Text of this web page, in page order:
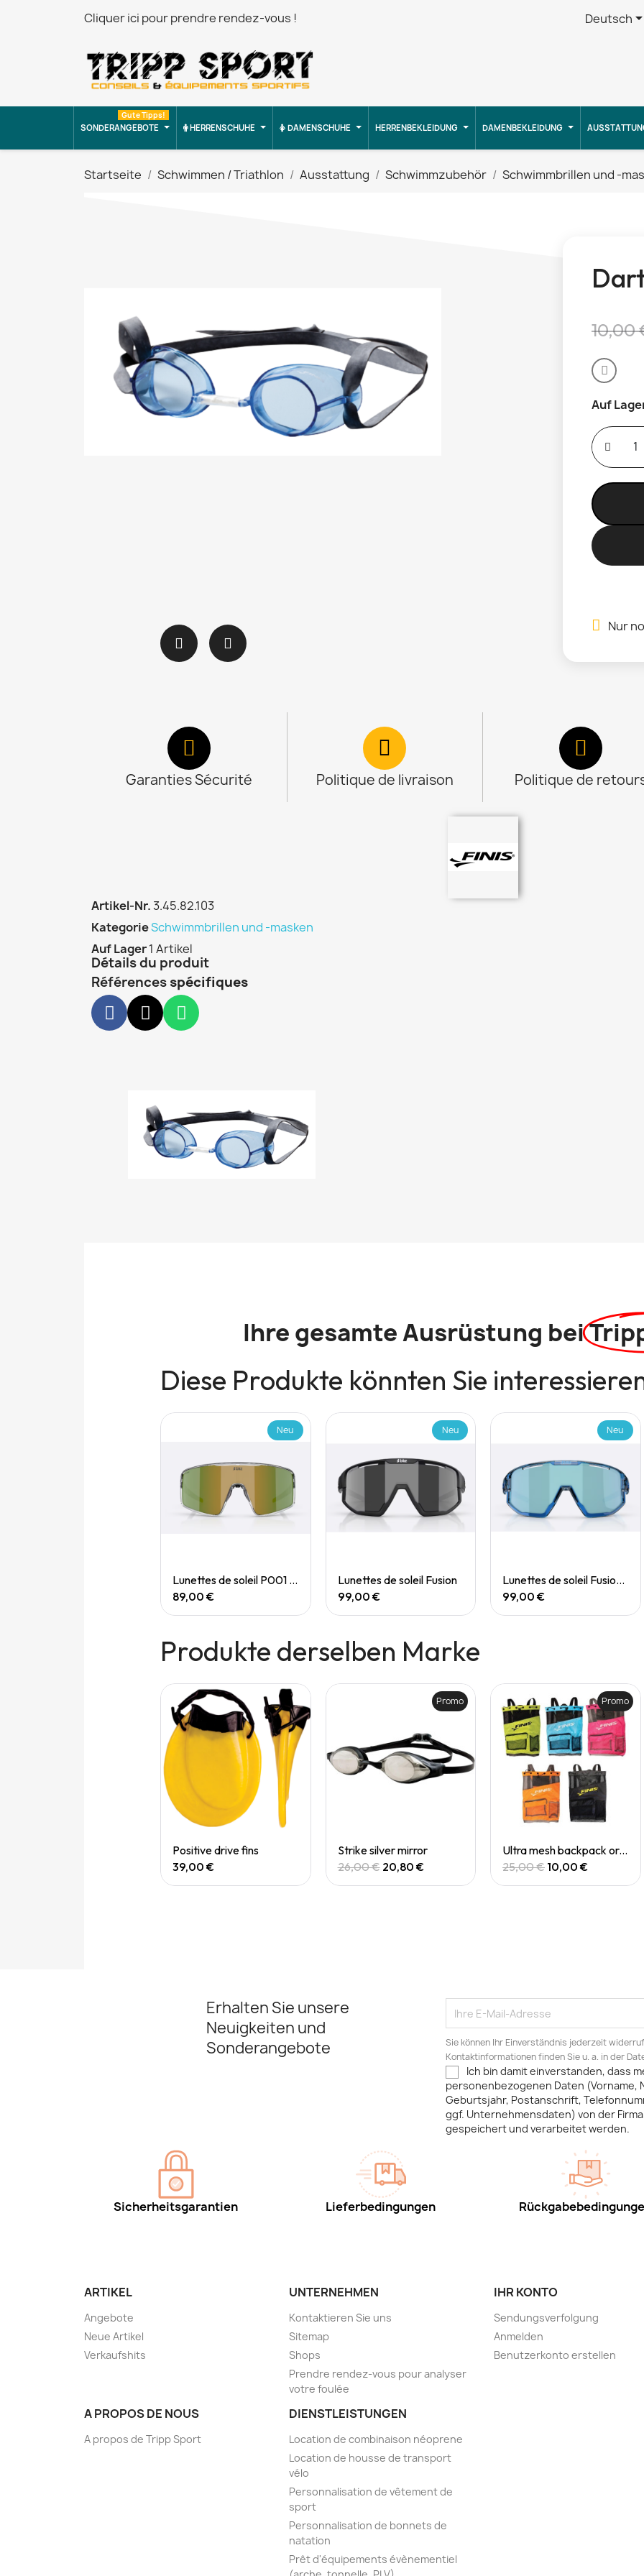
Cliquer ici pour prendre rendez-vous ! Deutsch
SONDERANGEBOTE
Gute Tipps!
HERRENSCHUHE DAMENSCHUHE HERRENBEKLEIDUNG DAMENBEKLEIDUNG
Startseite Schwimmen / Triathlon Ausstattung Schwimmzubehör Schwimmbrillen und -
10,00
Auf
Nur
Garanties Sécurité Politique de livraison Politique de
Artikel-Nr.3.45.82.103
KategorieSchwimmbrillen und -masken
Auf Lager1 Artikel
Détails du produit
Références spécifiques
Ihre gesamte Ausrüstung bei
Diese Produkte könnten Sie
Quick View
Neu
Lunettes de soleil P001 Small
89,00 €
Quick View
Neu
Lunettes de soleil Fusion
99,00 €
Quick View
Neu
Lunettes de soleil Fusion Small
99,00 €
Produkte derselben Marke
Quick View
Positive drive fins
39,00 €
Quick View
Promo
Strike silver mirror
26,00 € 20,80 €
Quick View
Promo
Ultra mesh backpack orange
25,00 € 10,00 €
Erhalten Sie unsere
Neuigkeiten und
Sonderangebote
Sie können Ihr Einverständnis jederzeit
Kontaktinformationen finden Sie u. a. in der
Ich bin damit einverstanden, dass
personenbezogenen Daten (Vorname,
Geburtsjahr, Postanschrift,
ggf. Unternehmensdaten) von der
gespeichert und verarbeitet werden.
Sicherheitsgarantien Lieferbedingungen
ARTIKEL
Angebote
Neue Artikel
Verkaufshits
UNTERNEHMEN
Kontaktieren Sie uns
Sitemap
Shops
Prendre rendez-vous pour analyser
votre foulée
A PROPOS DE NOUS
A propos de Tripp Sport
DIENSTLEISTUNGEN
Location de combinaison néoprene
Location de housse de transport
vélo
Personnalisation de vêtement de
sport
Personnalisation de bonnets de
natation
Prêt d'équipements évènementiel
IHR KONTO
Sendungsverfolgung
Anmelden
Benutzerkonto erstellen